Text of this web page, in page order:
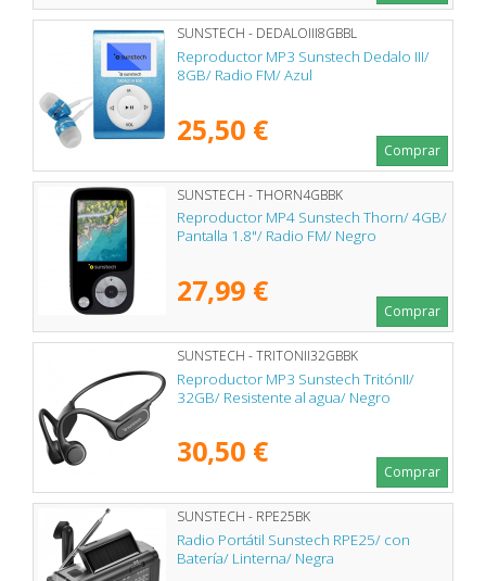
SUNSTECH - DEDALOIII8GBBL
Reproductor MP3 Sunstech Dedalo III/
8GB/ Radio FM/ Azul
25,50 €
Comprar
SUNSTECH - THORN4GBBK
Reproductor MP4 Sunstech Thorn/ 4GB/
Pantalla 1.8"/ Radio FM/ Negro
27,99 €
Comprar
SUNSTECH - TRITONII32GBBK
Reproductor MP3 Sunstech TritónII/
32GB/ Resistente al agua/ Negro
30,50 €
Comprar
SUNSTECH - RPE25BK
Radio Portátil Sunstech RPE25/ con
Batería/ Linterna/ Negra